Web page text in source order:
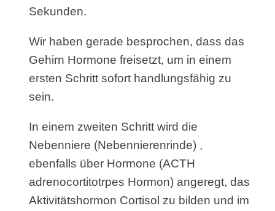
Sekunden.
Wir haben gerade besprochen, dass das
Gehirn Hormone freisetzt, um in einem
ersten Schritt sofort handlungsfähig zu
sein.
In einem zweiten Schritt wird die
Nebenniere (Nebennierenrinde) ,
ebenfalls über Hormone (ACTH
adrenocortitotrpes Hormon) angeregt, das
Aktivitätshormon Cortisol zu bilden und im